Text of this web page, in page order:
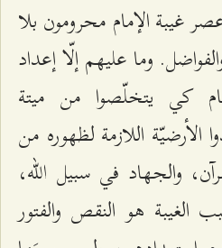
غيبة الإمام محرومون بلا
وما عليهم إلّا إعداد
كي يتخلّصوا من ميتة
الأرضيّة اللازمة لظهوره من
والجهاد في سبيل الله،
الغيبة هو النقص والفتور